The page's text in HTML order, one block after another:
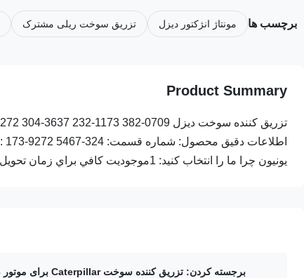
برچسب ها مونتاژ انژکتور دیزل تزریق سوخت ریلی مشترک
Product Summary
یونیون چرا ما را انتخاب کنید: 1موجوديت کافي براي زمان تحویل سريع، معمولا ...
برجسته کردن: تزریق کننده سوخت Caterpillar برای موتور C9.3